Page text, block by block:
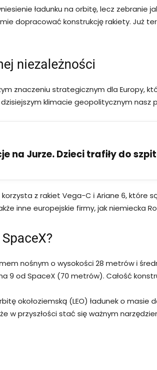
ładunku na orbitę, lecz zebranie
dopracować konstrukcję rakiety. Już
niezależności
znaczeniu strategicznym dla Europy,
klimacie geopolitycznym
na Jurze. Dzieci trafiły do
z rakiet Vega-C i Ariane 6, które
inne europejskie firmy, jak niemiecka
nośnym o wysokości 28 metrów i
9 od SpaceX (70 metrów). Całość
okołoziemską (LEO) ładunek o masie
przyszłości stać się ważnym